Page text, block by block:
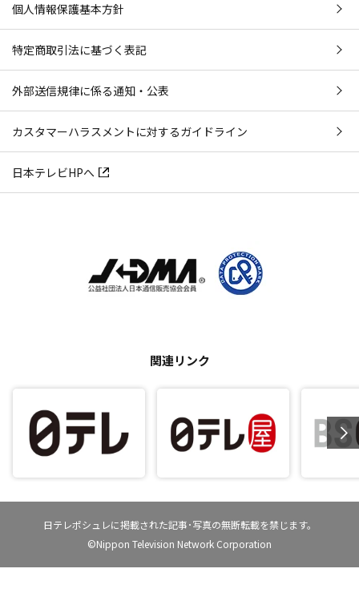
個人情報保護基本方針
特定商取引法に基づく表記
外部送信規律に係る通知・公表
カスタマーハラスメントに対するガイドライン
日本テレビHPへ
関連リンク
日テレポシュレに掲載された記事･写真の無断転載を禁じます。
©Nippon Television Network Corporation